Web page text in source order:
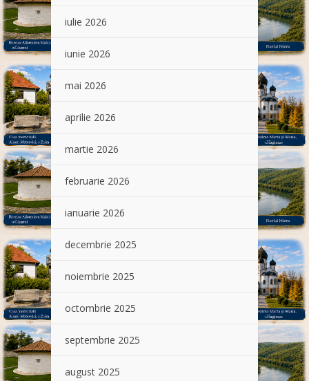
iulie 2026
iunie 2026
mai 2026
aprilie 2026
martie 2026
februarie 2026
ianuarie 2026
decembrie 2025
noiembrie 2025
octombrie 2025
septembrie 2025
august 2025